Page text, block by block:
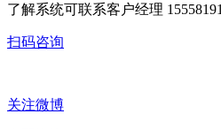
了解系统可联系客户经理
扫码咨询
关注微博